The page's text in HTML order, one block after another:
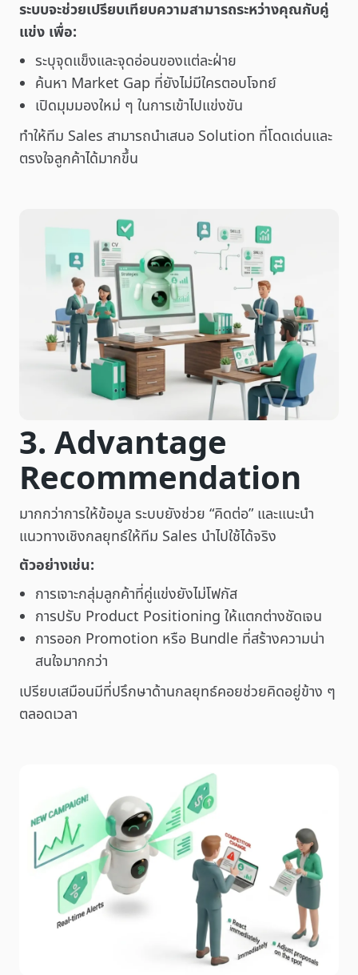
ระบบจะช่วยเปรียบเทียบความสามารถระหว่างคุณกับคู่
แข่ง เพื่อ:
ระบุจุดแข็งและจุดอ่อนของแต่ละฝ่าย
ค้นหา Market Gap ที่ยังไม่มีใครตอบโจทย์
เปิดมุมมองใหม่ ๆ ในการเข้าไปแข่งขัน
ทำให้ทีม Sales สามารถนำเสนอ Solution ที่โดดเด่นและ
ตรงใจลูกค้าได้มากขึ้น
3. Advantage
Recommendation
มากกว่าการให้ข้อมูล ระบบยังช่วย “คิดต่อ” และแนะนำ
แนวทางเชิงกลยุทธ์ให้ทีม Sales นำไปใช้ได้จริง
ตัวอย่างเช่น:
การเจาะกลุ่มลูกค้าที่คู่แข่งยังไม่โฟกัส
การปรับ Product Positioning ให้แตกต่างชัดเจน
การออก Promotion หรือ Bundle ที่สร้างความน่า
สนใจมากกว่า
เปรียบเสมือนมีที่ปรึกษาด้านกลยุทธ์คอยช่วยคิดอยู่ข้าง ๆ
ตลอดเวลา